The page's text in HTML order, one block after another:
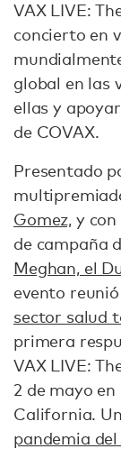
VAX LIVE:
concierto en
global en las
ellas y
de COVAX.
Presentado
Gomez, y
de campaña
Meghan, el
evento reunió
sector salud
primera
VAX LIVE:
2 de mayo
California.
pandemia del